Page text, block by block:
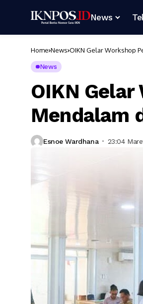
News
Home News OIKN Gelar Workshop
News
OIKN
Mendalam
Esnoe Wardhana 23:04